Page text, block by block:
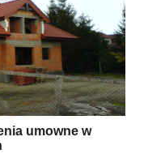
umowne w